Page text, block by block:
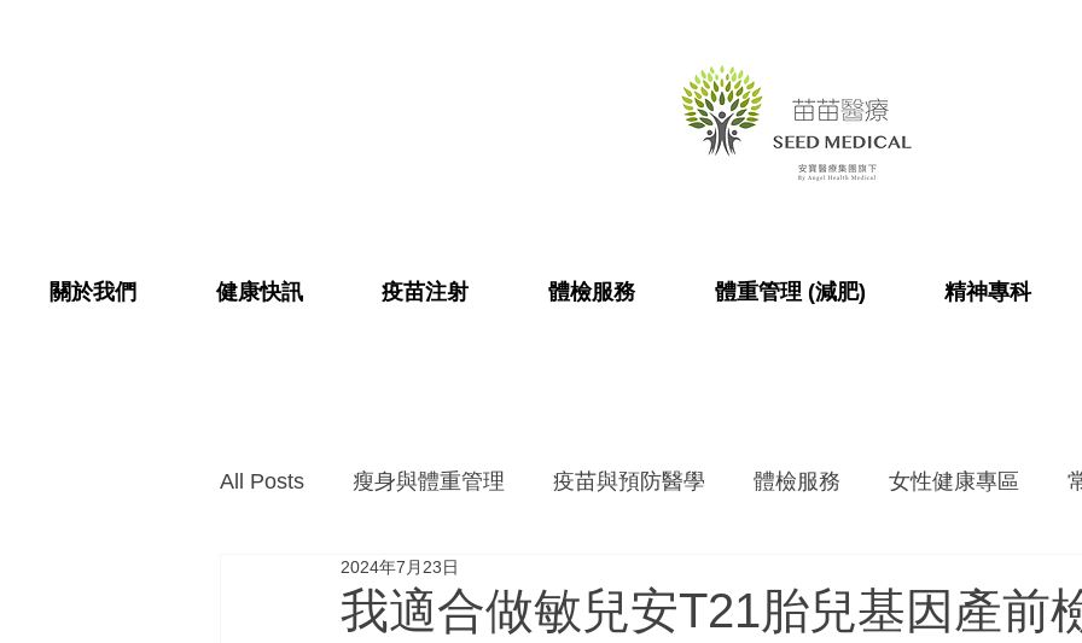
關於我們 健康快訊 疫苗注射 體檢服務 體重管理 (減肥) 精神專科
All Posts 瘦身與體重管理 疫苗與預防醫學 體檢服務 女性健康專區
生育及家庭計劃
我適合做敏兒安T21胎兒基因產前
2024年7月23日